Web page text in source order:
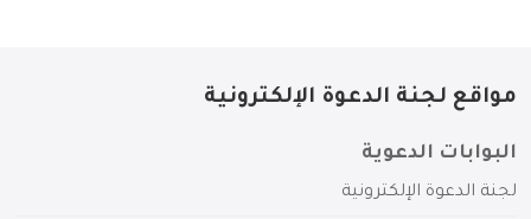
مواقع لجنة الدعوة الإلكترونية
البوابات الدعوية
لجنة الدعوة الإلكترونية